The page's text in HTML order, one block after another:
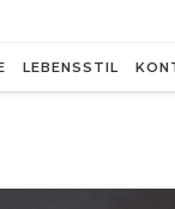
LEBENSSTIL